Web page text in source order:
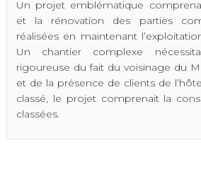
Un projet emblématique
et la rénovation des parties
réalisées en maintenant
Un chantier complexe
rigoureuse du fait du voisinage du
et de la présence de clients de
classé, le projet comprenait la
classées.